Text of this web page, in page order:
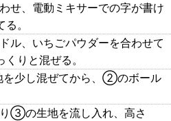
、電動ミキサーでの字が書け
。
、いちごパウダーを合わせて
りと混ぜる。
少し混ぜてから、②のボール
③の生地を流し入れ、高さ